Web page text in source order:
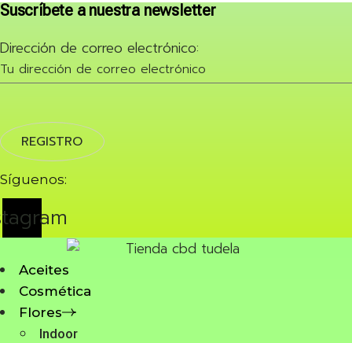
Suscríbete a nuestra newsletter
Dirección de correo electrónico:
Síguenos:
Aceites
Cosmética
Flores
Indoor